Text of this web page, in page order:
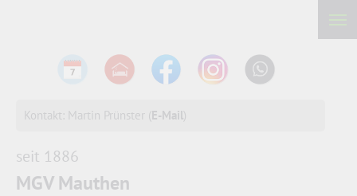
Kontakt: Martin Prünster (E-Mail)
seit 1886
MGV Mauthen